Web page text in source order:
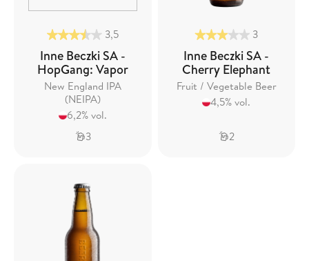
3,5
Inne Beczki SA -
HopGang: Vapor
New England IPA
(NEIPA)
6,2% vol.
3
3
Inne Beczki SA -
Cherry Elephant
Fruit / Vegetable Beer
4,5% vol.
2